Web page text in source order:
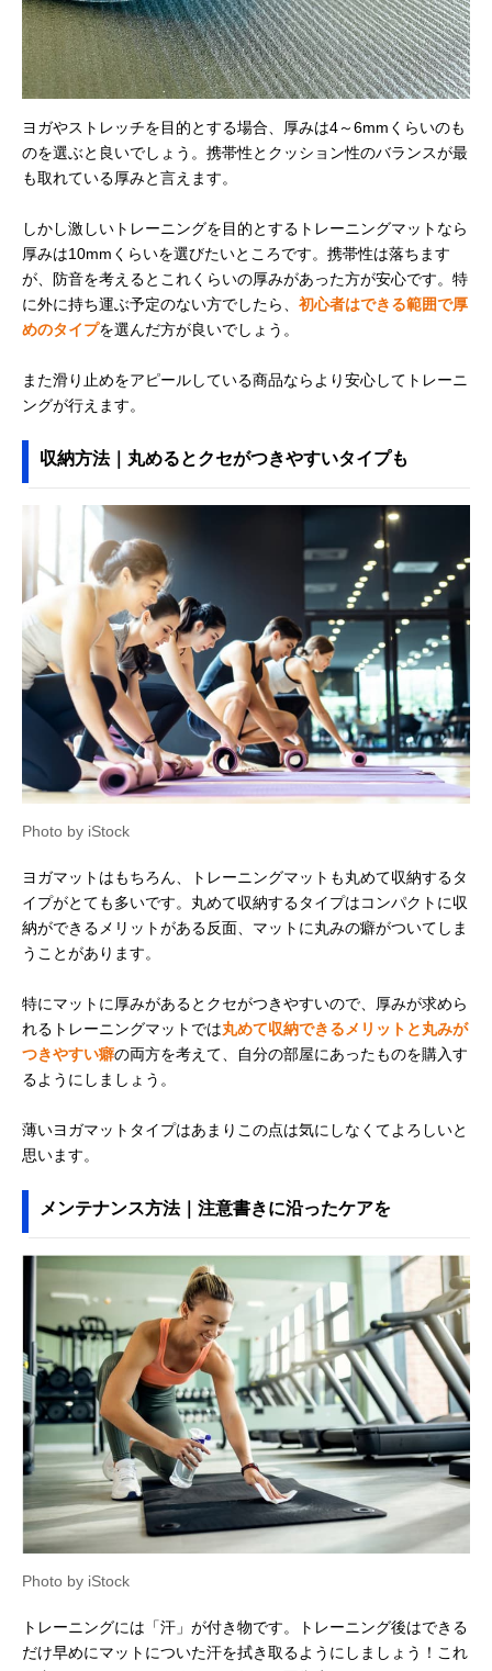
ヨガやストレッチを目的とする場合、厚みは4～6mmくらいのも
のを選ぶと良いでしょう。携帯性とクッション性のバランスが最
も取れている厚みと言えます。
しかし激しいトレーニングを目的とするトレーニングマットなら
厚みは10mmくらいを選びたいところです。携帯性は落ちます
が、防音を考えるとこれくらいの厚みがあった方が安心です。特
に外に持ち運ぶ予定のない方でしたら、 初心者はできる範囲で厚
めのタイプを選んだ方が良いでしょう。
また滑り止めをアピールしている商品ならより安心してトレーニ
ングが行えます。
収納方法｜丸めるとクセがつきやすいタイプも
Photo by iStock
ヨガマットはもちろん、トレーニングマットも丸めて収納するタ
イプがとても多いです。丸めて収納するタイプはコンパクトに収
納ができるメリットがある反面、マットに丸みの癖がついてしま
うことがあります。
特にマットに厚みがあるとクセがつきやすいので、厚みが求めら
れるトレーニングマットでは丸めて収納できるメリットと丸みが
つきやすい癖の両方を考えて、自分の部屋にあったものを購入す
るようにしましょう。
薄いヨガマットタイプはあまりこの点は気にしなくてよろしいと
思います。
メンテナンス方法｜注意書きに沿ったケアを
Photo by iStock
トレーニングには「汗」が付き物です。トレーニング後はできる
だけ早めにマットについた汗を拭き取るようにしましょう！これ